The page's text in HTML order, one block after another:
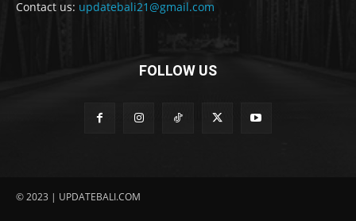
Contact us: updatebali21@gmail.com
FOLLOW US
© 2023 | UPDATEBALI.COM